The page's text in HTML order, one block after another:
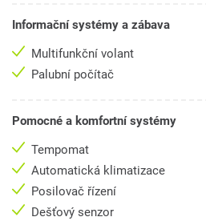
Informační systémy a zábava
Multifunkční volant
Palubní počítač
Pomocné a komfortní systémy
Tempomat
Automatická klimatizace
Posilovač řízení
Dešťový senzor